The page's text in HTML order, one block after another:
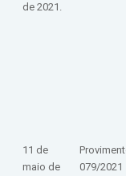
de 2021.
11 de
maio de
079/2021